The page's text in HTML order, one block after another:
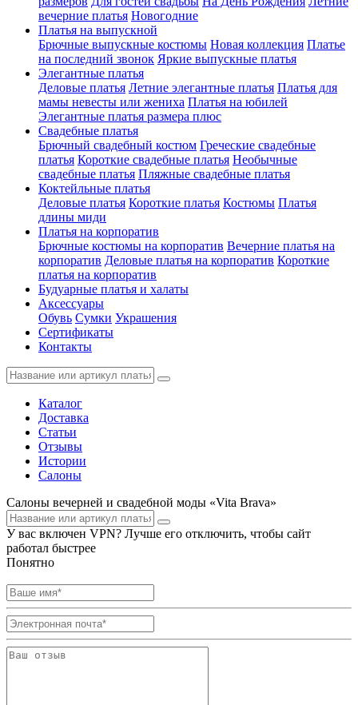
вечерние платья Новогодние
Платья на выпускной
Брючные выпускные костюмы Новая коллекция Платье
на последний звонок Яркие выпускные платья
Элегантные платья
Деловые платья Летние элегантные платья Платья для
мамы невесты или жениха Платья на юбилей
Элегантные платья размера плюс
Свадебные платья
Брючный свадебный костюм Греческие свадебные
платья Короткие свадебные платья Необычные
свадебные платья Пляжные свадебные платья
Коктейльные платья
Деловые платья Короткие платья Костюмы Платья
длины миди
Платья на корпоратив
Брючные костюмы на корпоратив Вечерние платья на
корпоратив Деловые платья на корпоратив Короткие
платья на корпоратив
Будуарные платья и халаты
Аксессуары
Обувь Сумки Украшения
Сертификаты
Контакты
Каталог
Доставка
Статьи
Отзывы
Истории
Салоны
Салоны вечерней и свадебной моды «Vita Brava»
У вас включен VPN? Лучше его отключить, чтобы сайт
работал быстрее
Понятно